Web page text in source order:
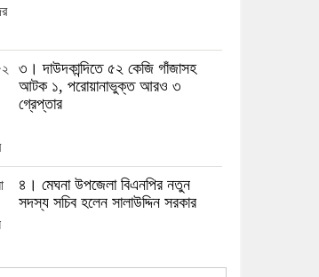
৩। দাউদকান্দিতে ৫২ কেজি গাঁজাসহ
আটক ১, পরোয়ানাভুক্ত আরও ৩
গ্রেপ্তার
৪। মেঘনা উপজেলা বিএনপির নতুন
সদস্য সচিব হলেন সালাউদ্দিন সরকার